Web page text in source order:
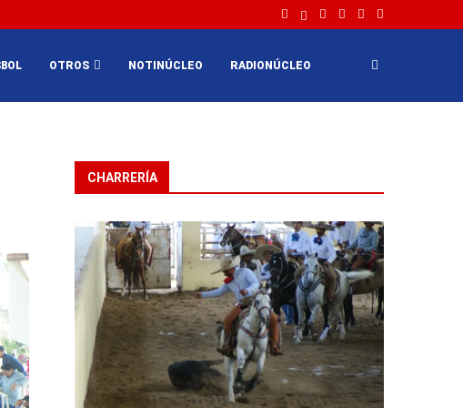
OTROS NOTINÚCLEO RADIONÚCLEO
CHARRERÍA